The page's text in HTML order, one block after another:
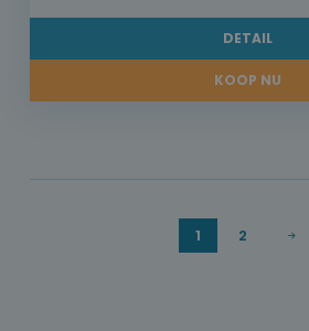
DETAIL
KOOP NU
1 2